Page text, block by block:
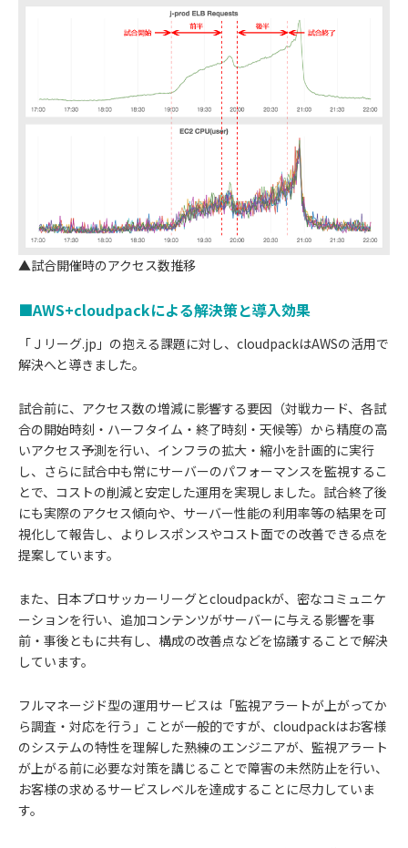
▲試合開催時のアクセス数推移
■AWS+cloudpackによる解決策と導入効果
「Ｊリーグ.jp」の抱える課題に対し、cloudpackはAWSの活用で
解決へと導きました。
試合前に、アクセス数の増減に影響する要因（対戦カード、各試
合の開始時刻・ハーフタイム・終了時刻・天候等）から精度の高
いアクセス予測を行い、インフラの拡大・縮小を計画的に実行
し、さらに試合中も常にサーバーのパフォーマンスを監視するこ
とで、コストの削減と安定した運用を実現しました。試合終了後
にも実際のアクセス傾向や、サーバー性能の利用率等の結果を可
視化して報告し、よりレスポンスやコスト面での改善できる点を
提案しています。
また、日本プロサッカーリーグとcloudpackが、密なコミュニケ
ーションを行い、追加コンテンツがサーバーに与える影響を事
前・事後ともに共有し、構成の改善点などを協議することで解決
しています。
フルマネージド型の運用サービスは「監視アラートが上がってか
ら調査・対応を行う」ことが一般的ですが、cloudpackはお客様
のシステムの特性を理解した熟練のエンジニアが、監視アラート
が上がる前に必要な対策を講じることで障害の未然防止を行い、
お客様の求めるサービスレベルを達成することに尽力していま
す。